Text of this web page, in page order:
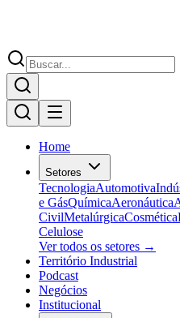
Home
Setores
TecnologiaAutomotiva
e GásQuímicaAeronáutica
CivilMetalúrgicaCosmética
Celulose
Ver todos os setores →
Território Industrial
Podcast
Negócios
Institucional